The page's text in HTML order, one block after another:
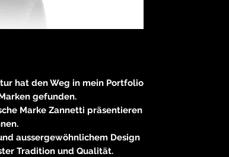
hat den Weg in mein Portfolio
gefunden.
Marke Zannetti präsentieren
aussergewöhnlichem Design
Tradition und Qualität.